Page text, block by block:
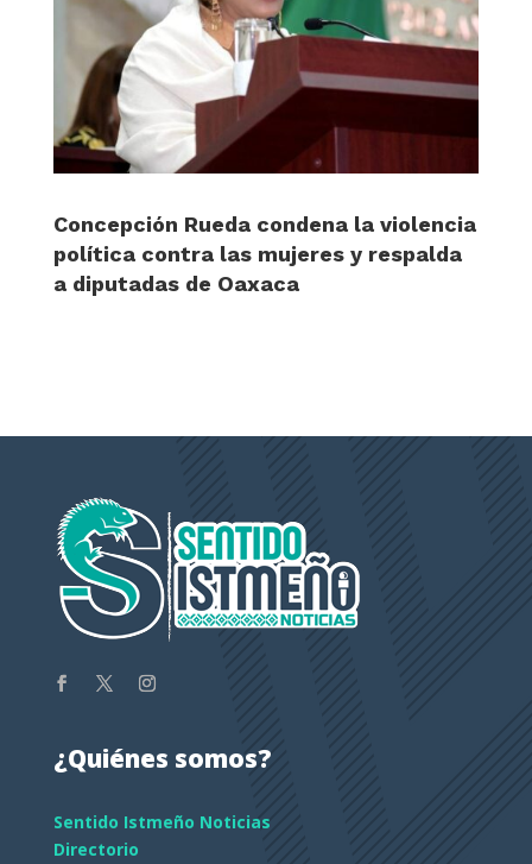
Concepción Rueda condena la violencia
política contra las mujeres y respalda
a diputadas de Oaxaca
¿Quiénes somos?
Sentido Istmeño Noticias
Directorio